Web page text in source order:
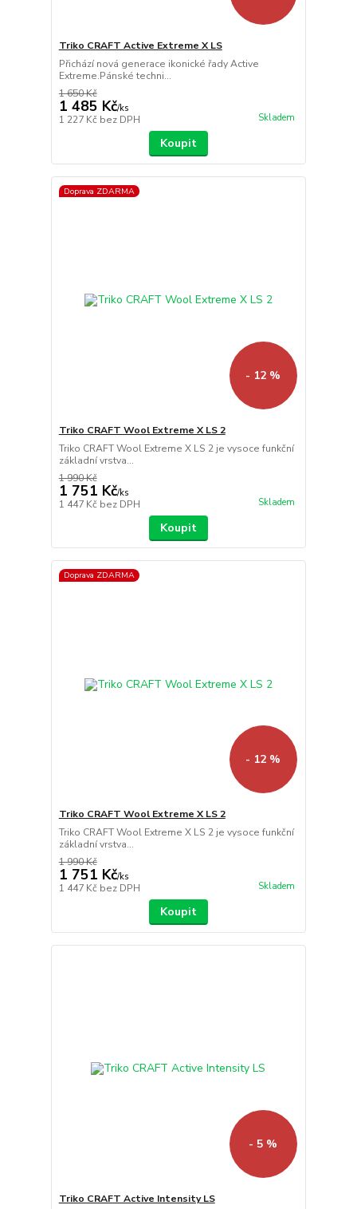
Triko CRAFT Active Extreme X LS
Přichází nová generace ikonické řady Active
Extreme.Pánské techni...
1 650 Kč
1 485 Kč/ks
1 227 Kč bez DPH Skladem
Koupit
Doprava ZDARMA
- 12 %
Triko CRAFT Wool Extreme X LS 2
Triko CRAFT Wool Extreme X LS 2 je vysoce funkční
základní vrstva...
1 990 Kč
1 751 Kč/ks
1 447 Kč bez DPH Skladem
Koupit
Doprava ZDARMA
- 12 %
Triko CRAFT Wool Extreme X LS 2
Triko CRAFT Wool Extreme X LS 2 je vysoce funkční
základní vrstva...
1 990 Kč
1 751 Kč/ks
1 447 Kč bez DPH Skladem
Koupit
- 5 %
Triko CRAFT Active Intensity LS